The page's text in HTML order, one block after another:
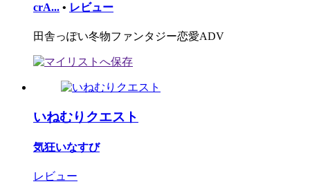
crA... • レビュー
田舎っぽい冬物ファンタジー恋愛ADV
いねむりクエスト
気狂いなすび
レビュー